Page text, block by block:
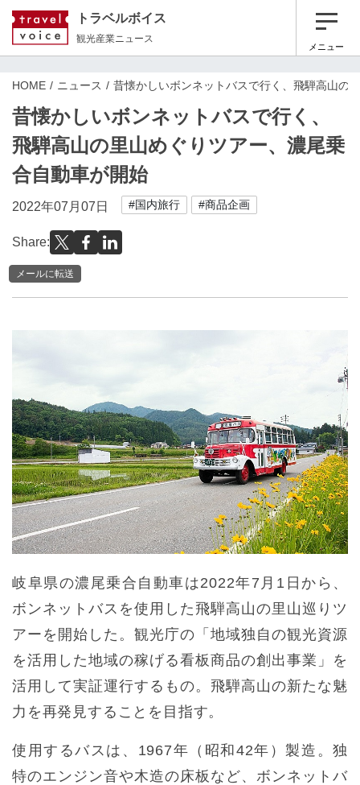
トラベルボイス
観光産業ニュース
メニュー
HOME ニュース 昔懐かしいボンネットバスで行く、飛騨高山の
昔懐かしいボンネットバスで行く、
飛騨高山の里山めぐりツアー、濃尾乗
合自動車が開始
2022年07月07日 #国内旅行 #商品企画
Share:
メールに転送
岐阜県の濃尾乗合自動車は2022年7月1日から、
ボンネットバスを使用した飛騨高山の里山巡りツ
アーを開始した。観光庁の「地域独自の観光資源
を活用した地域の稼げる看板商品の創出事業」を
活用して実証運行するもの。飛騨高山の新たな魅
力を再発見することを目指す。
使用するバスは、1967年（昭和42年）製造。独
特のエンジン音や木造の床板など、ボンネットバ